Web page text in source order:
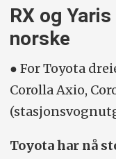
RX og
norske
● For Toyota
Corolla Axio,
Toyota har nå